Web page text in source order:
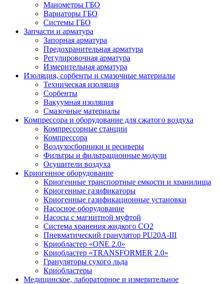
Манометры ГБО
Вариаторы ГБО
Системы ГБО
Запчасти и арматура
Запорная арматура
Предохранительная арматура
Регулировочная арматура
Измерительная арматура
Изоляция, сорбенты и смазочные материалы
Техническая изоляция
Сорбенты
Вакуумная изоляция
Смазочные материалы
Компрессора и оборудование для сжатого воздуха
Компрессорные станции
Компрессора
Воздухосборники и ресиверы
Фильтры и фильтрационные модули
Осушители воздуха
Криогенное оборудование
Криогенные транспортные емкости и хранилища
Криогенные газификаторы
Криогенные газификационные установки
Насосное оборудование
Насосы с магнитной муфтой
Система хранения жидкого CO2
Пневматический гранулятор PU20A-III
Криобластер «ONE 2.0»
Криобластер «TRANSFORMER 2.0»
Грануляторы сухого льда
Криобластеры
Медицинское, лабораторное и измерительное